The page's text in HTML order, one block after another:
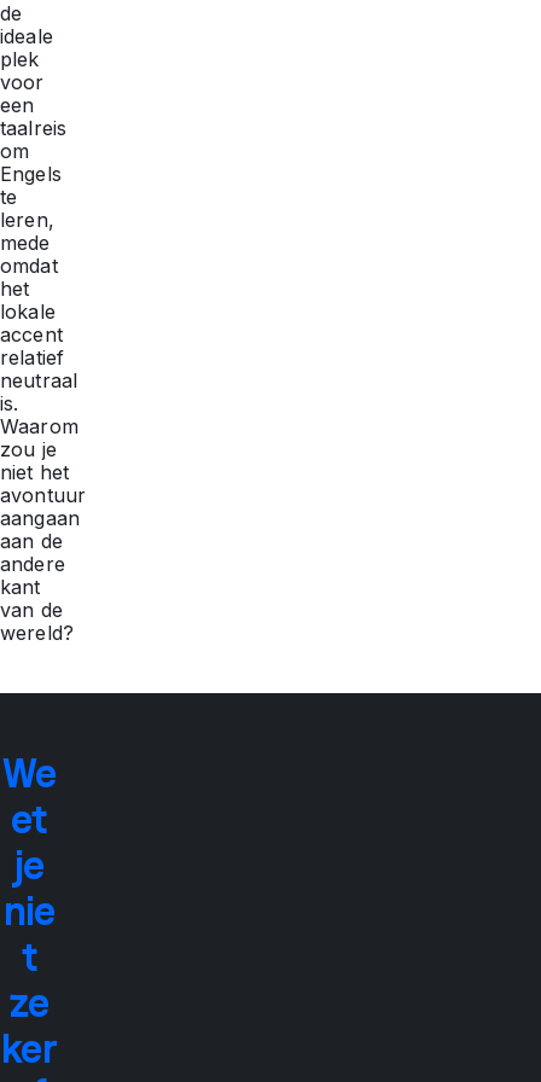
de
ideale
plek
voor
een
taalreis
om
Engels
te
leren,
mede
omdat
het
lokale
accent
relatief
neutraal
is.
Waarom
zou je
niet het
avontuur
aangaan
aan de
andere
kant
van de
wereld?
We
et
je
nie
t
ze
ker